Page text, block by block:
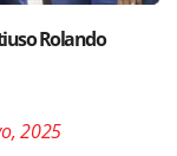
Santiago